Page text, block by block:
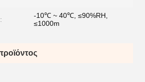
-10℃ ~ 40℃, ≤90%RH,
≤1000m